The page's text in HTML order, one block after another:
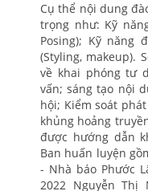
Cụ thể nội dung
trọng như: Kỹ
Posing); Kỹ năng
(Styling, makeup).
về khai phóng tư
vấn; sáng tạo nội
hội; Kiểm soát
khủng hoảng
được hướng dẫn
Ban huấn luyện
- Nhà báo Phước
2022 Nguyễn Thị